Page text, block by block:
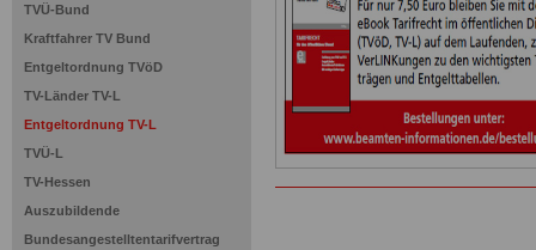
TVÜ-Bund
Kraftfahrer TV Bund
Entgeltordnung TVöD
TV-Länder TV-L
Entgeltordnung TV-L
TVÜ-L
TV-Hessen
Auszubildende
Bundesangestelltentarifvertrag